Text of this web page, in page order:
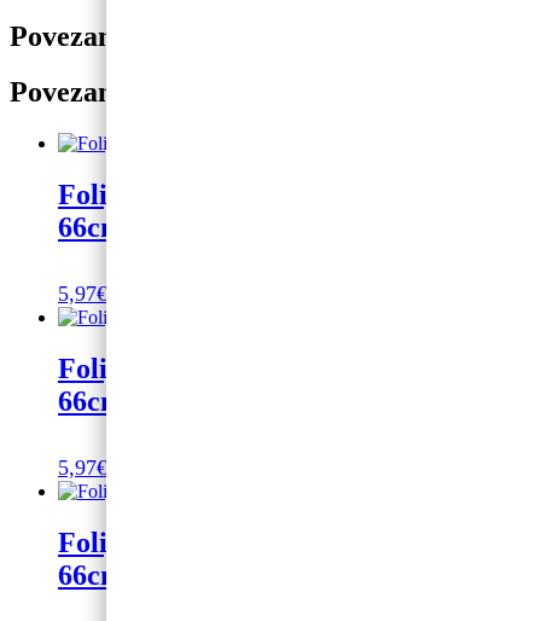
Povezani proizvodi
Povezani proizvodi
Folijski balon na helij broj 1 fuksija
66cm
5,97€
Folijski balon na helij broj 7 gold rose
66cm
5,97€
Folijski balon na helij broj 1 gold rose
66cm